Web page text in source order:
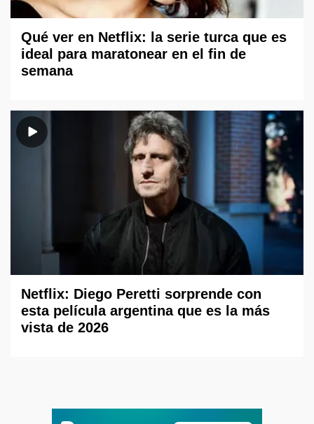
Qué ver en Netflix: la serie turca que es
ideal para maratonear en el fin de
semana
Netflix: Diego Peretti sorprende con
esta película argentina que es la más
vista de 2026